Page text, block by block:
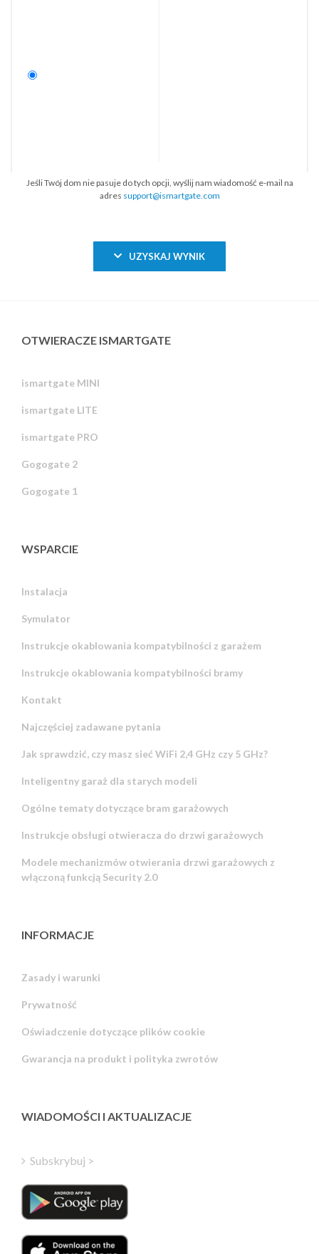
Jeśli Twój dom nie pasuje do tych opcji, wyślij nam wiadomość e-mail na
adres support@ismartgate.com
UZYSKAJ WYNIK
OTWIERACZE ISMARTGATE
ismartgate MINI
ismartgate LITE
ismartgate PRO
Gogogate 2
Gogogate 1
WSPARCIE
Instalacja
Symulator
Instrukcje okablowania kompatybilności z garażem
Instrukcje okablowania kompatybilności bramy
Kontakt
Najczęściej zadawane pytania
Jak sprawdzić, czy masz sieć WiFi 2,4 GHz czy 5 GHz?
Inteligentny garaż dla starych modeli
Ogólne tematy dotyczące bram garażowych
Instrukcje obsługi otwieracza do drzwi garażowych
Modele mechanizmów otwierania drzwi garażowych z
włączoną funkcją Security 2.0
INFORMACJE
Zasady i warunki
Prywatność
Oświadczenie dotyczące plików cookie
Gwarancja na produkt i polityka zwrotów
WIADOMOŚCI I AKTUALIZACJE
Subskrybuj >